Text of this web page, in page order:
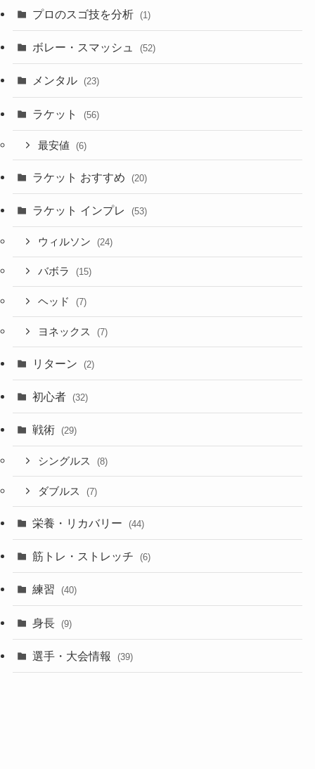
プロのスゴ技を分析 (1)
ボレー・スマッシュ (52)
メンタル (23)
ラケット (56)
最安値 (6)
ラケット おすすめ (20)
ラケット インプレ (53)
ウィルソン (24)
バボラ (15)
ヘッド (7)
ヨネックス (7)
リターン (2)
初心者 (32)
戦術 (29)
シングルス (8)
ダブルス (7)
栄養・リカバリー (44)
筋トレ・ストレッチ (6)
練習 (40)
身長 (9)
選手・大会情報 (39)